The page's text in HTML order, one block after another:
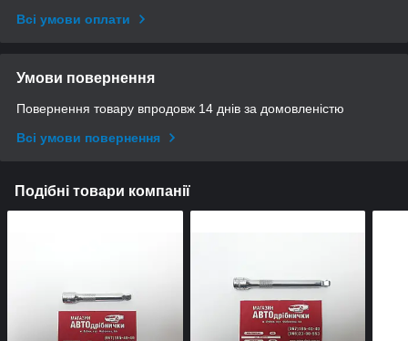
Всі умови оплати
Умови повернення
Повернення товару впродовж 14 днів за домовленістю
Всі умови повернення
Подібні товари компанії